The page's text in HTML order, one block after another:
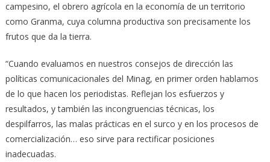
campesino, el obrero agrícola en la economía de un territorio
como Granma, cuya columna productiva son precisamente los
frutos que da la tierra.
“Cuando evaluamos en nuestros consejos de dirección las
políticas comunicacionales del Minag, en primer orden hablamos
de lo que hacen los periodistas. Reflejan los esfuerzos y
resultados, y también las incongruencias técnicas, los
despilfarros, las malas prácticas en el surco y en los procesos de
comercialización… eso sirve para rectificar posiciones
inadecuadas.